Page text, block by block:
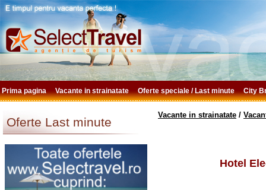
Prima pagina Vacante in strainatate Oferte speciale / Last minute City
Oferte Last minute
Vacante in strainatate /
Hotel